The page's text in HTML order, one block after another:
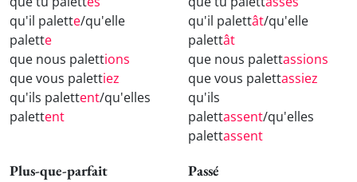
qu'il palette/qu'elle
palette
que nous palettions
que vous palettiez
qu'ils palettent/qu'elles
palettent
qu'il palettât/qu'elle
palettât
que nous palettassions
que vous palettassiez
qu'ils
palettassent/qu'elles
palettassent
Plus-que-parfait Passé